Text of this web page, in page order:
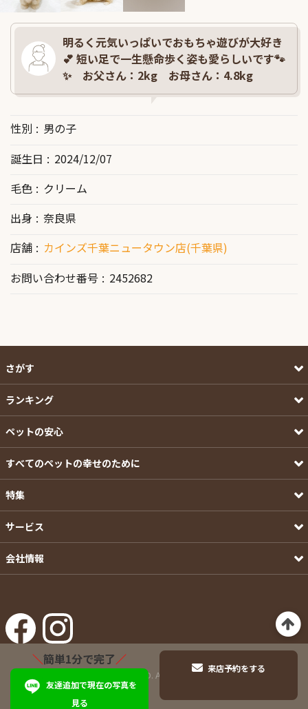
明るく元気いっぱいでおもちゃ遊びが大好き
💕 短い足で一生懸命歩く姿も愛らしいです🐾
✨ お父さん：2kg お母さん：4.8kg
性別
男の子
誕生日
2024/12/07
毛色
クリーム
出身
奈良県
店舗
カインズ千葉ニュータウン店(千葉県)
お問い合わせ番号
2452682
さがす
ランキング
ペットの安心
すべてのペットの幸せのために
特集
サービス
会社情報
©Pets-first CO.,LTD. All Rights Reserved.
＼簡単1分で完了／
友達追加で現在の写真を
見る
来店予約をする